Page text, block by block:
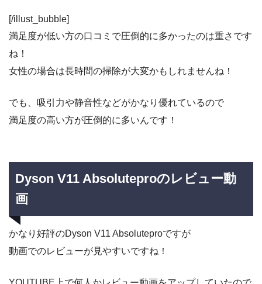
[/illust_bubble]
満足度が低い方の口コミで圧倒的に多かったのは重さです
ね！
女性の場合は長時間の掃除が大変かもしれませんね！
でも、吸引力や静音性などがかなり優れているので
満足度の高い方が圧倒的に多いんです！
Dyson V11 Absoluteproのレビュー動
画
かなり好評のDyson V11 Absoluteproですが
動画でのレビューが見やすいですね！